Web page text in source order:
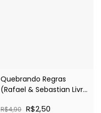
Quebrando Regras
(Rafael & Sebastian Livro
R$4,90 R$2,50